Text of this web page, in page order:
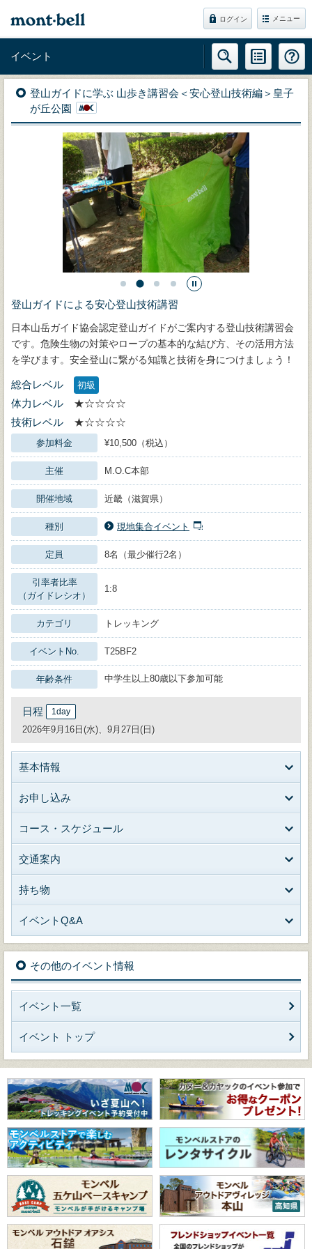
ログイン メニュー
イベント
登山ガイドに学ぶ 山歩き講習会＜安心登山技術編＞皇子
が丘公園
登山ガイドによる安心登山技術講習
日本山岳ガイド協会認定登山ガイドがご案内する登山技術講習会
です。危険生物の対策やロープの基本的な結び方、その活用方法
を学びます。安全登山に繋がる知識と技術を身につけましょう！
総合レベル 初級
体力レベル
★☆☆☆☆
技術レベル
★☆☆☆☆
参加料金 ¥10,500（税込）
主催 M.O.C本部
開催地域 近畿（滋賀県）
種別 現地集合イベント
定員 8名（最少催行2名）
引率者比率
（ガイドレシオ）
1:8
カテゴリ トレッキング
イベントNo. T25BF2
年齢条件 中学生以上80歳以下参加可能
日程 1day
2026年9月16日(水)、9月27日(日)
基本情報
お申し込み
コース・スケジュール
交通案内
持ち物
イベントQ&A
その他のイベント情報
イベント一覧
イベント トップ